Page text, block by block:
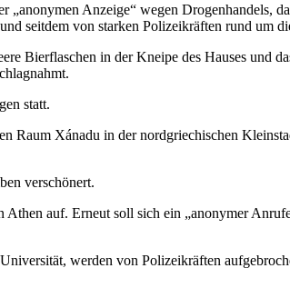
Anzeige“ wegen Drogenhandels,
seitdem von starken Polizeikräften rund um
Bierflaschen in der Kneipe des Hauses und
statt.
Raum Xánadu in der nordgriechischen
verschönert.
auf. Erneut soll sich ein „anonymer
werden von Polizeikräften